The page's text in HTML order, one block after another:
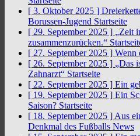
[ 3. Oktober 2025 ]
Borussen-Jugend Startseite
[ 29. September 2025 ] „Zeit
zusammenzurücken.“
[ 27. September 2025 ] Wenn
[ 26. September 2025 ] „Das
Zahnarzt“ Startseite
[ 22. September 2025 ] Ein
[ 19. September 2025 ] Ein
Saison? Startseite
[ 18. September 2025 ] Aus
Denkmal des Fußballs News